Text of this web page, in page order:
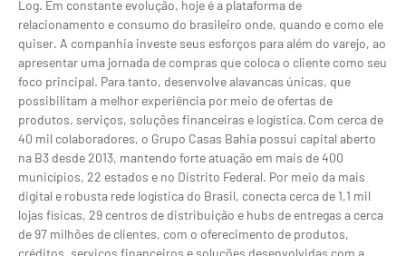
Log. Em constante evolução, hoje é a plataforma de
relacionamento e consumo do brasileiro onde, quando e como ele
quiser. A companhia investe seus esforços para além do varejo, ao
apresentar uma jornada de compras que coloca o cliente como seu
foco principal. Para tanto, desenvolve alavancas únicas, que
possibilitam a melhor experiência por meio de ofertas de
produtos, serviços, soluções financeiras e logística. Com cerca de
40 mil colaboradores, o Grupo Casas Bahia possui capital aberto
na B3 desde 2013, mantendo forte atuação em mais de 400
municípios, 22 estados e no Distrito Federal. Por meio da mais
digital e robusta rede logística do Brasil, conecta cerca de 1,1 mil
lojas físicas, 29 centros de distribuição e hubs de entregas a cerca
de 97 milhões de clientes, com o oferecimento de produtos,
créditos, serviços financeiros e soluções desenvolvidas com a